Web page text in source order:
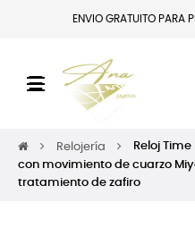
ENVIO GRATUITO PARA
Navegación de
☰
Relojería
Reloj
con movimiento de cuarzo
tratamiento de zafiro